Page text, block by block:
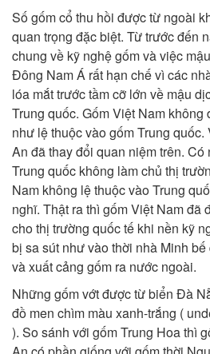
Số gốm cổ thu hồi được từ ngoài
quan trọng đặc biệt. Từ trước đến
chung về kỹ nghệ gốm và việc
Đông Nam Á rất hạn chế vì các
lóa mắt trước tầm cỡ lớn về mậu
Trung quốc. Gốm Việt Nam
như lệ thuộc vào gốm Trung
An đã thay đổi quan niệm trên.
Trung quốc không làm chủ thị
Nam không lệ thuộc vào Trung
nghĩ. Thật ra thì gốm Việt Nam đã
cho thị trường quốc tế khi nền kỹ
bị sa sút như vào thời nhà Minh
và xuất cảng gốm ra nước ngoài.
Những gốm vớt được từ biển Đà
đồ men chìm màu xanh-trắng (
). So sánh với gốm Trung Hoa thì